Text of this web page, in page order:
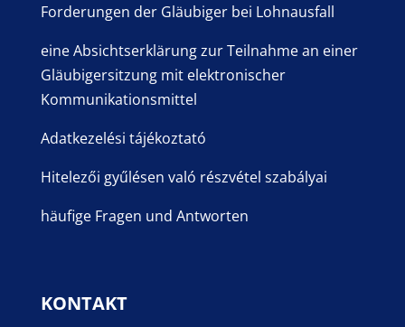
Forderungen der Gläubiger bei Lohnausfall
eine Absichtserklärung zur Teilnahme an einer
Gläubigersitzung mit elektronischer
Kommunikationsmittel
Adatkezelési tájékoztató
Hitelezői gyűlésen való részvétel szabályai
häufige Fragen und Antworten
KONTAKT